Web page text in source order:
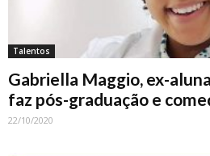
Talentos
Gabriella Maggio, ex-
faz pós-graduação e
22/10/2020